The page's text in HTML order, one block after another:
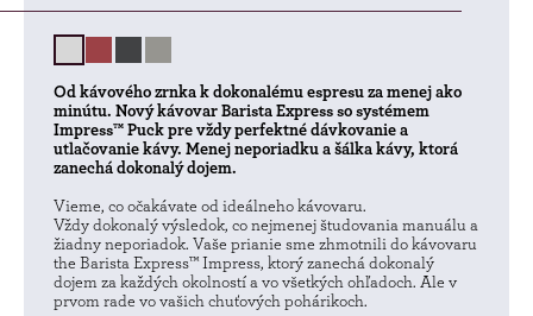
Od kávového zrnka k dokonalému espresu za menej ako
minútu. Nový kávovar Barista Express so systémem
Impress™ Puck pre vždy perfektné dávkovanie a
utlačovanie kávy. Menej neporiadku a šálka kávy, ktorá
zanechá dokonalý dojem.
Vieme, co očakávate od ideálneho kávovaru.
Vždy dokonalý výsledok, co nejmenej študovania manuálu a
žiadny neporiadok. Vaše prianie sme zhmotnili do kávovaru
the Barista Express™ Impress, ktorý zanechá dokonalý
dojem za každých okolností a vo všetkých ohľadoch. Ale v
prvom rade vo vašich chuťových pohárikoch.